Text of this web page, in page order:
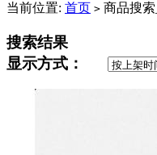
当前位置: 首页 > 商品搜索
搜索结果
显示方式：